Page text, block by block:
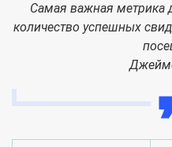
Самая важная метрика
количество успешных